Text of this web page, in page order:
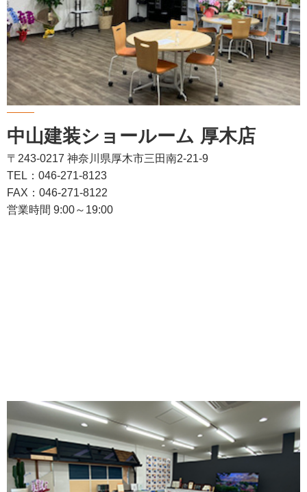
中山建装ショールーム 厚木店
〒243-0217 神奈川県厚木市三田南2-21-9
TEL：046-271-8123
FAX：046-271-8122
営業時間 9:00～19:00